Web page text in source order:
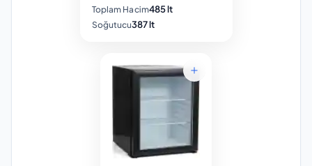
Toplam Hacim485 lt
Soğutucu387 lt